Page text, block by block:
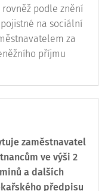
podle znění
na sociální
za
příjmu
zaměstnavatel
ve výši 2
a dalších
předpisu